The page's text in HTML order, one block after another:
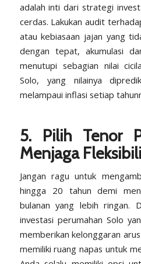
adalah inti dari strategi
cerdas. Lakukan audit
atau kebiasaan jajan yang
dengan tepat, akumulasi
menutupi sebagian nilai
Solo, yang nilainya
melampaui inflasi setiap
5. Pilih Tenor
Menjaga
Jangan ragu untuk
hingga 20 tahun demi
bulanan yang lebih ringan.
investasi perumahan Solo
memberikan kelonggaran
memiliki ruang napas untuk